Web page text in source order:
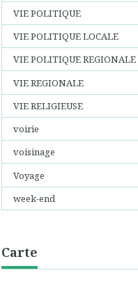
VIE POLITIQUE
VIE POLITIQUE LOCALE
VIE POLITIQUE REGIONALE
VIE REGIONALE
VIE RELIGIEUSE
voirie
voisinage
Voyage
week-end
Carte